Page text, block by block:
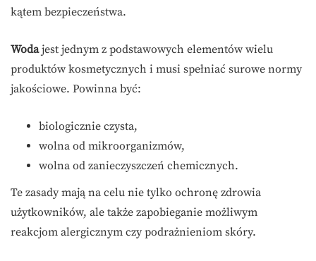
kątem bezpieczeństwa.
Wodajest jednym z podstawowych elementów wielu
produktów kosmetycznych i musi spełniać surowe normy
jakościowe. Powinna być:
biologicznie czysta,
wolna od mikroorganizmów,
wolna od zanieczyszczeń chemicznych.
Te zasady mają na celu nie tylko ochronę zdrowia
użytkowników, ale także zapobieganie możliwym
reakcjom alergicznym czy podrażnieniom skóry.